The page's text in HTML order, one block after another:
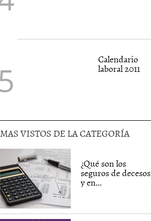
Calendario
laboral 2011
MAS VISTOS DE LA CATEGORÍA
¿Qué son los
seguros de decesos
y en...